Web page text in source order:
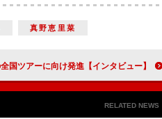
真野恵里菜
【インタビュー】The Brow Beat HAKUEI×Ryuji「破竹の勢いで進み続けたい」 待望の全国ツアーに向け発進！
RELATED NEWS